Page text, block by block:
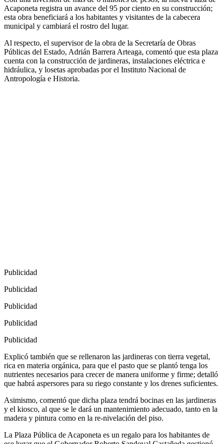
Acaponeta registra un avance del 95 por ciento en su construcción;
esta obra beneficiará a los habitantes y visitantes de la cabecera
municipal y cambiará el rostro del lugar.
Al respecto, el supervisor de la obra de la Secretaría de Obras
Públicas del Estado, Adrián Barrera Arteaga, comentó que esta plaza
cuenta con la construcción de jardineras, instalaciones eléctrica e
hidráulica, y losetas aprobadas por el Instituto Nacional de
Antropología e Historia.
Publicidad
Publicidad
Publicidad
Publicidad
Publicidad
Explicó también que se rellenaron las jardineras con tierra vegetal,
rica en materia orgánica, para que el pasto que se plantó tenga los
nutrientes necesarios para crecer de manera uniforme y firme; detalló
que habrá aspersores para su riego constante y los drenes suficientes.
Asimismo, comentó que dicha plaza tendrá bocinas en las jardineras
y el kiosco, al que se le dará un mantenimiento adecuado, tanto en la
madera y pintura como en la re-nivelación del piso.
La Plaza Pública de Acaponeta es un regalo para los habitantes de